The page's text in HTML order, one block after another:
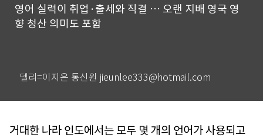
영어 실력이 취업·출세와 직결 … 오랜 지배 영국 영
향 청산 의미도 포함
델리=이지은 통신원 jieunlee333@hotmail.com
거대한 나라 인도에서는 모두 몇 개의 언어가 사용되고